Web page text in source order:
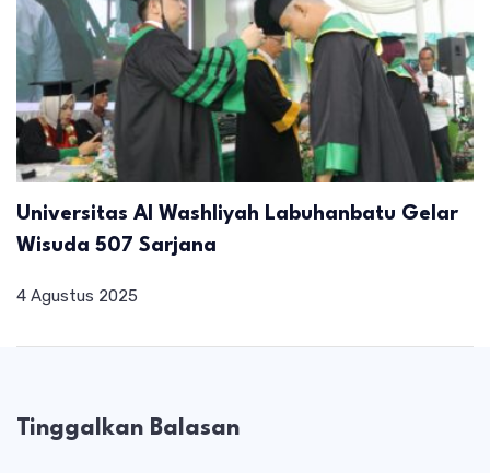
Universitas Al Washliyah Labuhanbatu Gelar
Wisuda 507 Sarjana
4 Agustus 2025
Tinggalkan Balasan